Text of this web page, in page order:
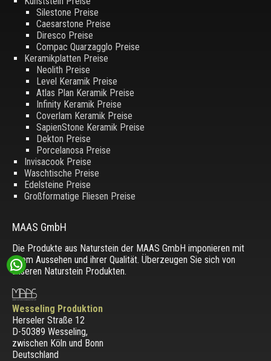
Silestone Preise
Caesarstone Preise
Diresco Preise
Compac Quarzagglo Preise
Keramikplatten Preise
Neolith Preise
Level Keramik Preise
Atlas Plan Keramik Preise
Infinity Keramik Preise
Coverlam Keramik Preise
SapienStone Keramik Preise
Dekton Preise
Porcelanosa Preise
Invisacook Preise
Waschtische Preise
Edelsteine Preise
Großformatige Fliesen Preise
MAAS GmbH
Die Produkte aus Naturstein der MAAS GmbH imponieren mit
ihrem Aussehen und ihrer Qualität. Überzeugen Sie sich von
unseren Naturstein Produkten.
Wesseling Produktion
Herseler Straße 12
D-50389 Wesseling,
zwischen Köln und Bonn
Deutschland